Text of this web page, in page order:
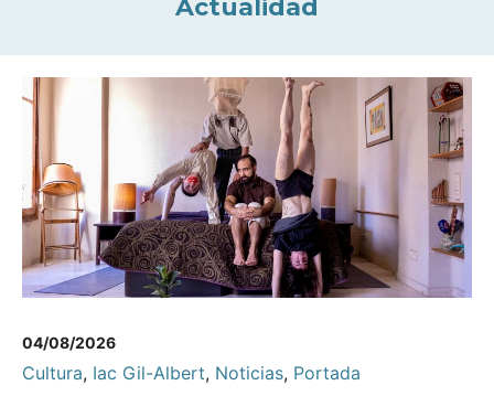
Actualidad
04/08/2026
Cultura, Iac Gil-Albert, Noticias, Portada